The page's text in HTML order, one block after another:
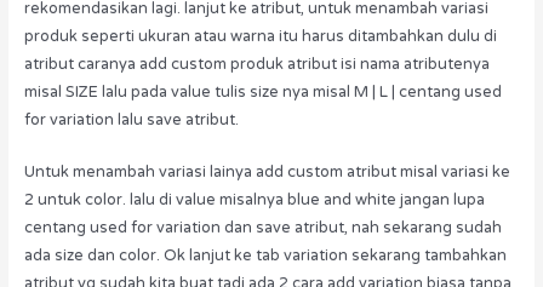
rekomendasikan lagi. lanjut ke atribut, untuk menambah variasi
produk seperti ukuran atau warna itu harus ditambahkan dulu di
atribut caranya add custom produk atribut isi nama atributenya
misal SIZE lalu pada value tulis size nya misal M | L | centang used
for variation lalu save atribut.
Untuk menambah variasi lainya add custom atribut misal variasi ke
2 untuk color. lalu di value misalnya blue and white jangan lupa
centang used for variation dan save atribut, nah sekarang sudah
ada size dan color. Ok lanjut ke tab variation sekarang tambahkan